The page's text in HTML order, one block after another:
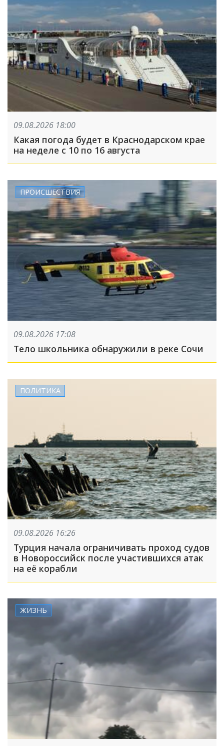
09.08.2026 18:00
Какая погода будет в Краснодарском крае
на неделе с 10 по 16 августа
ПРОИСШЕСТВИЯ
09.08.2026 17:08
Тело школьника обнаружили в реке Сочи
ПОЛИТИКА
09.08.2026 16:26
Турция начала ограничивать проход судов
в Новороссийск после участившихся атак
на её корабли
ЖИЗНЬ